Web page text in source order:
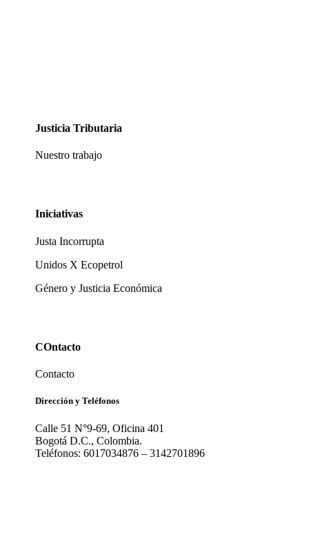
Justicia Tributaria
Nuestro trabajo
Iniciativas
Justa Incorrupta
Unidos X Ecopetrol
Género y Justicia Económica
COntacto
Contacto
Dirección y Teléfonos
Calle 51 N°9-69, Oficina 401
Bogotá D.C., Colombia.
Teléfonos: 6017034876 – 3142701896